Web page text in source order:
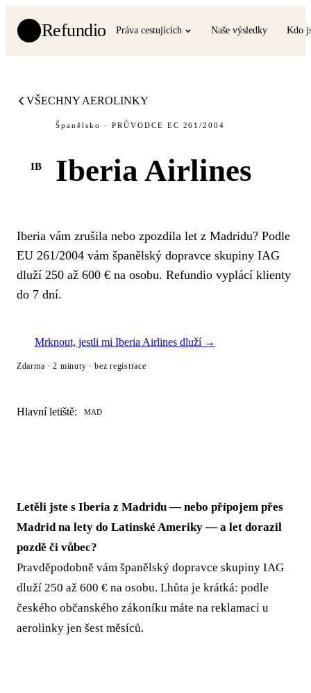
Refundio Práva cestujících Naše výsledky Kdo
VŠECHNY AEROLINKY
IB
Španělsko · PRŮVODCE EC 261/2004
Iberia Airlines
Iberia vám zrušila nebo zpozdila let z Madridu? Podle
EU 261/2004 vám španělský dopravce skupiny IAG
dluží 250 až 600 € na osobu. Refundio vyplácí klienty
do 7 dní.
Mrknout, jestli mi Iberia Airlines dluží →
Zdarma · 2 minuty · bez registrace
Hlavní letiště: MAD
Letěli jste s Iberia z Madridu — nebo přípojem přes
Madrid na lety do Latinské Ameriky — a let dorazil
pozdě či vůbec?
Pravděpodobně vám španělský dopravce skupiny IAG
dluží 250 až 600 € na osobu. Lhůta je krátká: podle
českého občanského zákoníku máte na reklamaci u
aerolinky jen šest měsíců.